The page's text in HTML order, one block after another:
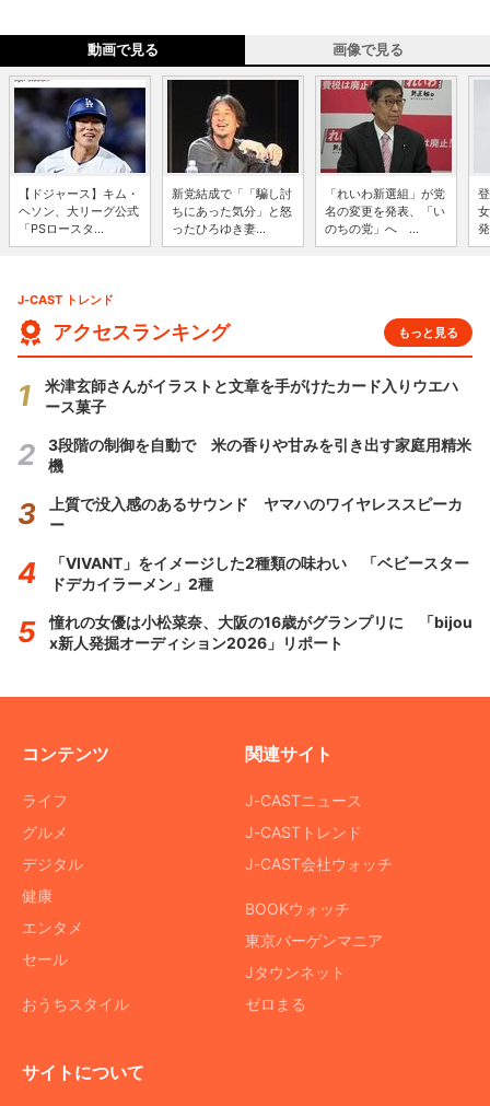
動画で見る 画像で見る
【ドジャース】キム・
ヘソン、大リーグ公式
「PSロースタ...
新党結成で「「騙し討
ちにあった気分」と怒
ったひろゆき妻...
「れいわ新選組」が党
名の変更を発表、「い
のちの党」へ ...
J-CAST トレンド
アクセスランキング もっと見る
米津玄師さんがイラストと文章を手がけたカード入りウエハ
ース菓子
3段階の制御を自動で 米の香りや甘みを引き出す家庭用精米
機
上質で没入感のあるサウンド ヤマハのワイヤレススピーカ
ー
「VIVANT」をイメージした2種類の味わい 「ベビースター
ドデカイラーメン」2種
憧れの女優は小松菜奈、大阪の16歳がグランプリに 「bijou
x新人発掘オーディション2026」リポート
コンテンツ
ライフ
グルメ
デジタル
健康
エンタメ
セール
おうちスタイル
関連サイト
J-CASTニュース
J-CASTトレンド
J-CAST会社ウォッチ
BOOKウォッチ
東京バーゲンマニア
Jタウンネット
ゼロまる
サイトについて